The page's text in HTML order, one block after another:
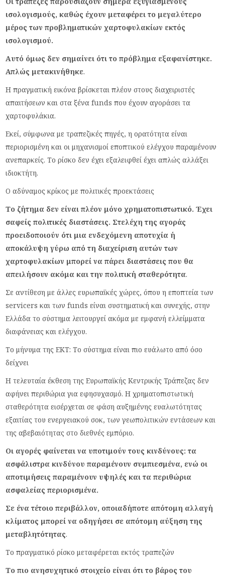
ισολογισμούς, καθώς έχουν μεταφέρει το μεγαλύτερο
μέρος των προβληματικών χαρτοφυλακίων εκτός
ισολογισμού.
Αυτό όμως δεν σημαίνει ότι το πρόβλημα εξαφανίστηκε.
Απλώς μετακινήθηκε.
Η πραγματική εικόνα βρίσκεται πλέον στους διαχειριστές
απαιτήσεων και στα ξένα funds που έχουν αγοράσει τα
χαρτοφυλάκια.
Εκεί, σύμφωνα με τραπεζικές πηγές, η ορατότητα είναι
περιορισμένη και οι μηχανισμοί εποπτικού ελέγχου παραμένουν
ανεπαρκείς. Το ρίσκο δεν έχει εξαλειφθεί έχει απλώς αλλάξει
ιδιοκτήτη.
Ο αδύναμος κρίκος με πολιτικές προεκτάσεις
Το ζήτημα δεν είναι πλέον μόνο χρηματοπιστωτικό. Έχει
σαφείς πολιτικές διαστάσεις. Στελέχη της αγοράς
προειδοποιούν ότι μια ενδεχόμενη αποτυχία ή
αποκάλυψη γύρω από τη διαχείριση αυτών των
χαρτοφυλακίων μπορεί να πάρει διαστάσεις που θα
απειλήσουν ακόμα και την πολιτική σταθερότητα.
Σε αντίθεση με άλλες ευρωπαϊκές χώρες, όπου η εποπτεία των
servicers και των funds είναι συστηματική και συνεχής, στην
Ελλάδα το σύστημα λειτουργεί ακόμα με εμφανή ελλείμματα
διαφάνειας και ελέγχου.
Το μήνυμα της ΕΚΤ: Το σύστημα είναι πιο ευάλωτο από όσο
δείχνει
Η τελευταία έκθεση της Ευρωπαϊκής Κεντρικής Τράπεζας δεν
αφήνει περιθώρια για εφησυχασμό. Η χρηματοπιστωτική
σταθερότητα εισέρχεται σε φάση αυξημένης ευαλωτότητας
εξαιτίας του ενεργειακού σοκ, των γεωπολιτικών εντάσεων και
της αβεβαιότητας στο διεθνές εμπόριο.
Οι αγορές φαίνεται να υποτιμούν τους κινδύνους: τα
ασφάλιστρα κινδύνου παραμένουν συμπιεσμένα, ενώ οι
αποτιμήσεις παραμένουν υψηλές και τα περιθώρια
ασφαλείας περιορισμένα.
Σε ένα τέτοιο περιβάλλον, οποιαδήποτε απότομη αλλαγή
κλίματος μπορεί να οδηγήσει σε απότομη αύξηση της
μεταβλητότητας.
Το πραγματικό ρίσκο μεταφέρεται εκτός τραπεζών
Το πιο ανησυχητικό στοιχείο είναι ότι το βάρος του